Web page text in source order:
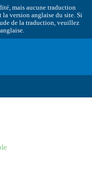
mais aucune traduction
version anglaise du site. Si
de la traduction, veuillez